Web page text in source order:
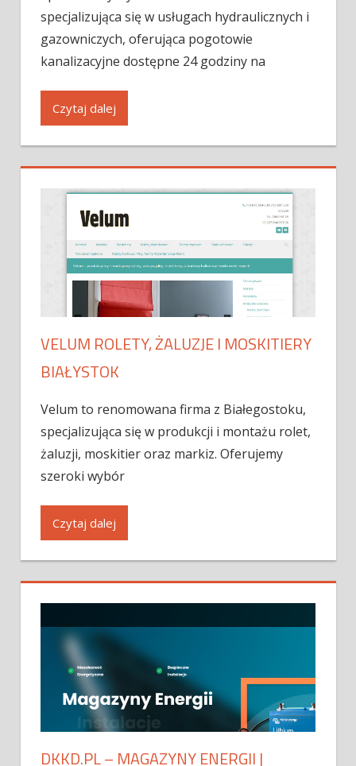
specjalizująca się w usługach hydraulicznych i
gazowniczych, oferująca pogotowie
kanalizacyjne dostępne 24 godziny na
Czytaj dalej
VELUM ROLETY, ŻALUZJE I MOSKITIERY
BIAŁYSTOK
Velum to renomowana firma z Białegostoku,
specjalizująca się w produkcji i montażu rolet,
żaluzji, moskitier oraz markiz. Oferujemy
szeroki wybór
Czytaj dalej
DKKD.PL – MAGAZYNY ENERGII |